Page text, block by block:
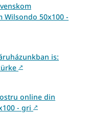
50x100 -
is:
↗
online din
- gri ↗